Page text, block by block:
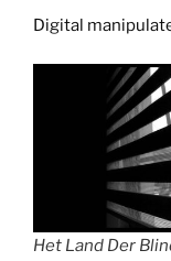
Digital
Het Land Der